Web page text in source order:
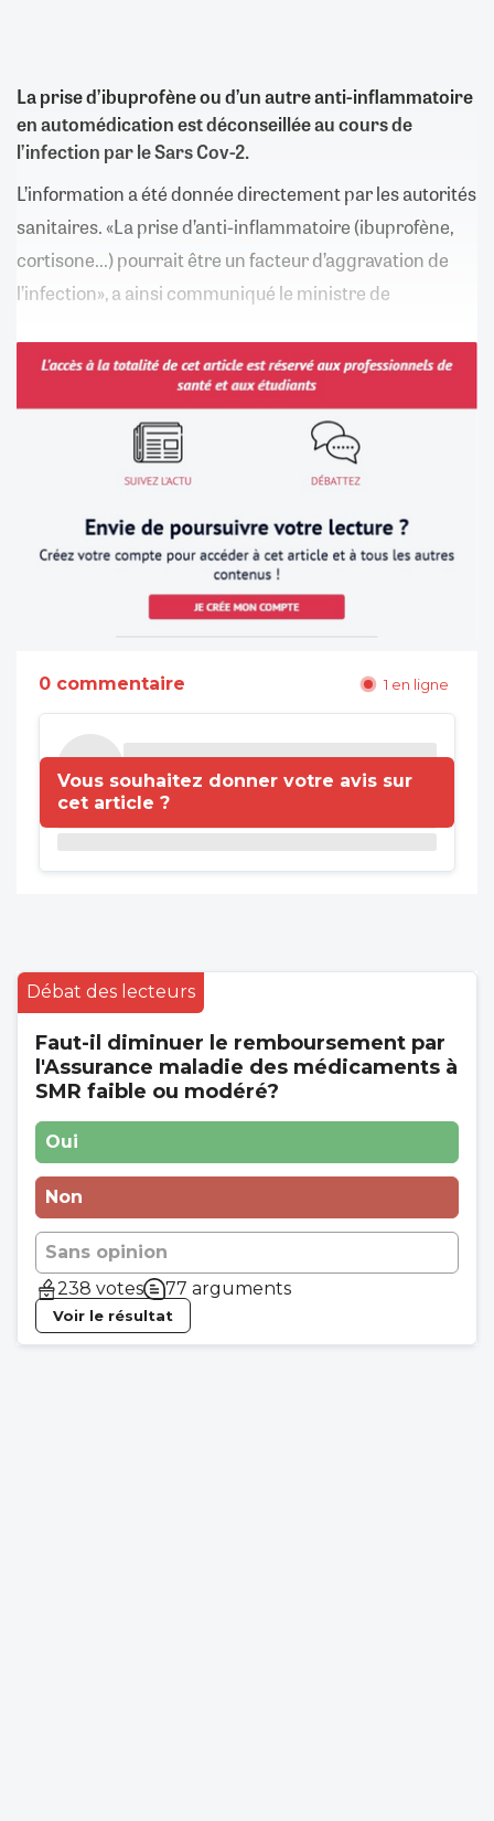
La prise d’ibuprofène ou d’un autre anti-inflammatoire
en automédication est déconseillée au cours de
l’infection par le Sars Cov-2.
L’information a été donnée directement par les autorités
sanitaires. «La prise d’anti-inflammatoire (ibuprofène,
cortisone...) pourrait être un facteur d’aggravation de
l’infection», a ainsi communiqué le ministre de
0 commentaire 1 en ligne
Vous souhaitez donner votre avis sur
cet article ?
Débat des lecteurs
Faut-il diminuer le remboursement par
l'Assurance maladie des médicaments à
SMR faible ou modéré?
Oui
Non
Sans opinion
238 votes
77 arguments
Voir le résultat